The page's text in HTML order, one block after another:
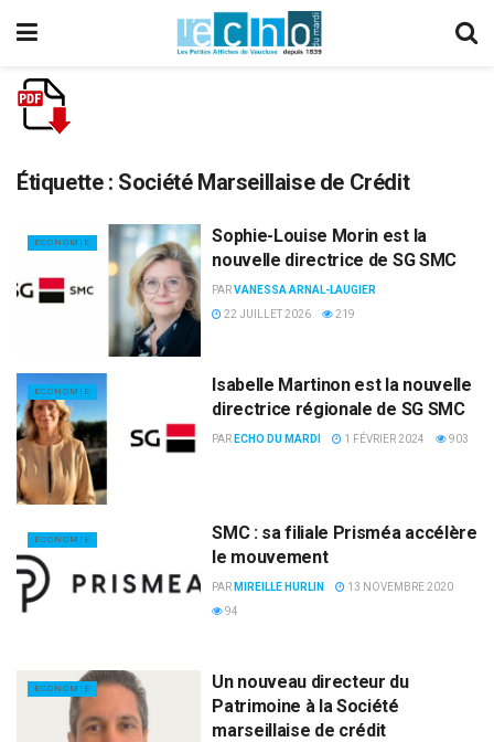
Étiquette : Société Marseillaise de Crédit
ECONOMIE
Sophie-Louise Morin est la
nouvelle directrice de SG SMC
PARVANESSA ARNAL-LAUGIER
22 JUILLET 2026
219
ECONOMIE
Isabelle Martinon est la nouvelle
directrice régionale de SG SMC
PAR ECHO DU MARDI 1 FÉVRIER 2024 903
ECONOMIE
SMC : sa filiale Prisméa accélère
le mouvement
PAR MIREILLE HURLIN
13 NOVEMBRE 2020
94
ECONOMIE
Un nouveau directeur du
Patrimoine à la Société
marseillaise de crédit